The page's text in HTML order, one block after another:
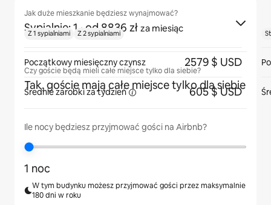
Jak duże mieszkanie będziesz wynajmować?
Sypialnie: 1 · od 8836 zł za miesiąc
Czy goście będą mieli całe miejsce tylko dla siebie?
Tak, goście mają całe miejsce tylko dla siebie
Ile nocy będziesz przyjmować gości na Airbnb?
1 noc
W tym budynku możesz przyjmować gości przez maksymalnie
180 dni w roku
Z 1 sypialniami Z 2 sypialniami
Początkowy miesięczny czynsz 2579 $ USD
Średnie zarobki zatydzień 605 $ USD